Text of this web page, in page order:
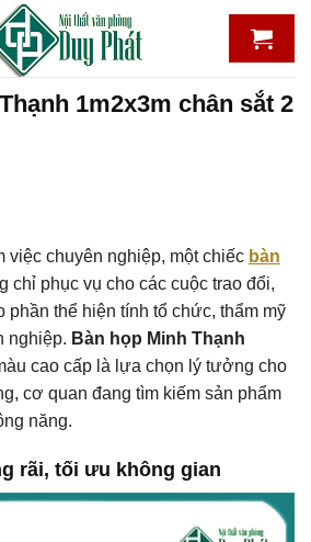
1m2x3m chân sắt 2
việc chuyên nghiệp, một chiếc bàn
chỉ phục vụ cho các cuộc trao đổi,
phần thể hiện tính tổ chức, thẩm mỹ
nghiệp. Bàn họp Minh Thạnh
cao cấp là lựa chọn lý tưởng cho
cơ quan đang tìm kiếm sản phẩm
năng.
rãi, tối ưu không gian